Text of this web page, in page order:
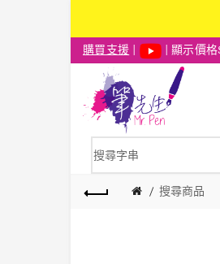
購買支援 | 顯示價格
搜尋商品